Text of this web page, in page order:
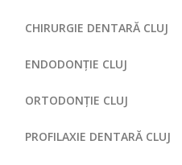
CHIRURGIE DENTARĂ CLUJ
ENDODONȚIE CLUJ
ORTODONȚIE CLUJ
PROFILAXIE DENTARĂ CLUJ